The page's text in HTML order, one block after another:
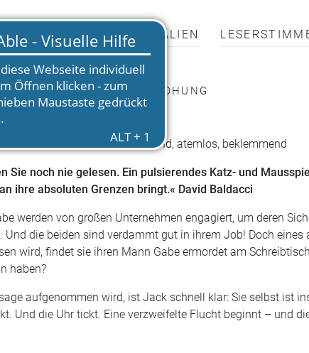
PRESSEMATERIALIEN
– EINE TÖDLICHE BEDROHUNG
Ruth Ware: mitreißend, atemlos, beklemmend
Sie noch nie gelesen. Ein pulsierendes Katz- und
ihre absoluten Grenzen bringt.« David Baldacci
werden von großen Unternehmen engagiert, um deren
Und die beiden sind verdammt gut in ihrem Job! Doch
wird, findet sie ihren Mann Gabe ermordet am
haben?
aufgenommen wird, ist Jack schnell klar: Sie selbst ist
Und die Uhr tickt. Eine verzweifelte Flucht beginnt – und